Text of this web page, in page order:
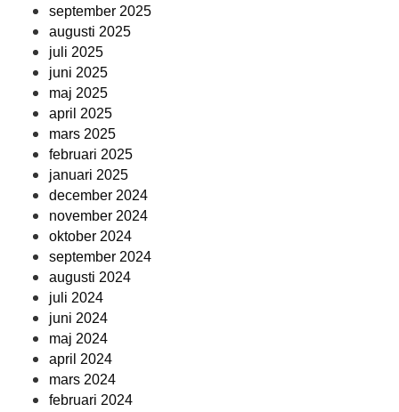
september 2025
augusti 2025
juli 2025
juni 2025
maj 2025
april 2025
mars 2025
februari 2025
januari 2025
december 2024
november 2024
oktober 2024
september 2024
augusti 2024
juli 2024
juni 2024
maj 2024
april 2024
mars 2024
februari 2024